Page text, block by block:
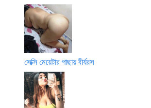
সেক্সি মেয়েটার পাছায় বীর্যরস